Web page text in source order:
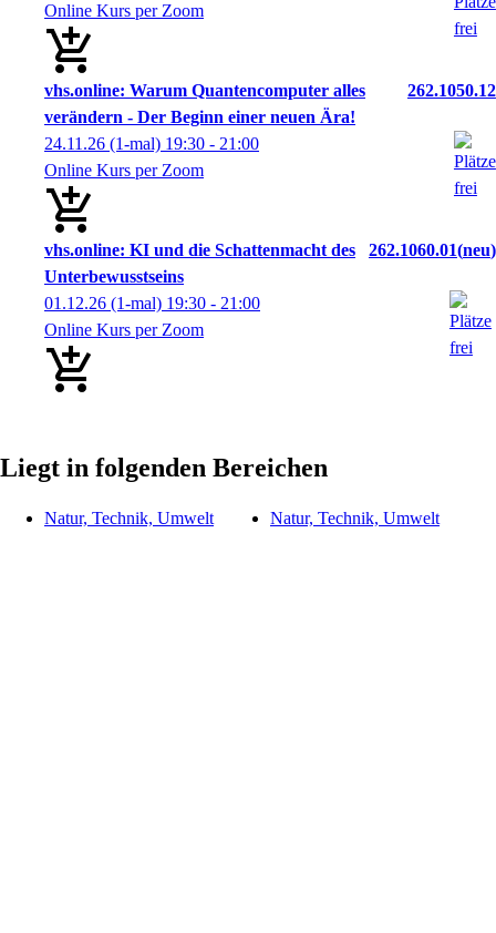
Online Kurs per Zoom
vhs.online: Warum Quantencomputer alles
verändern - Der Beginn einer neuen Ära!
262.1050.12
24.11.26 (1-mal) 19:30 - 21:00
Online Kurs per Zoom
vhs.online: KI und die Schattenmacht des
Unterbewusstseins
262.1060.01 neu
01.12.26 (1-mal) 19:30 - 21:00
Online Kurs per Zoom
Liegt in folgenden Bereichen
Natur, Technik, Umwelt Natur, Technik, Umwelt